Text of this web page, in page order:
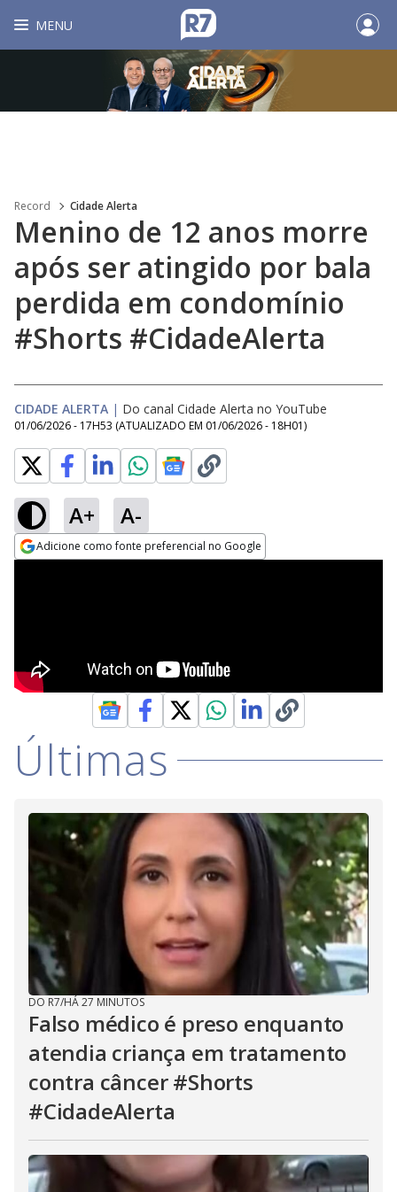
MENU
Record Cidade Alerta
Menino de 12 anos morre
após ser atingido por bala
perdida em condomínio
#Shorts #CidadeAlerta
CIDADE ALERTA | Do canal Cidade Alerta no YouTube
01/06/2026 - 17H53 (ATUALIZADO EM 01/06/2026 - 18H01)
A+ A-
Adicione como fonte preferencial no Google
Últimas
DO R7/HÁ 27 MINUTOS
Falso médico é preso enquanto
atendia criança em tratamento
contra câncer #Shorts
#CidadeAlerta